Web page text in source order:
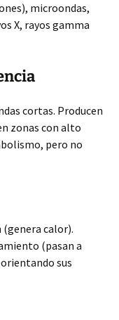
microondas,
X, rayos gamma
cortas. Producen
zonas con alto
pero no
(genera calor).
(pasan a
sus